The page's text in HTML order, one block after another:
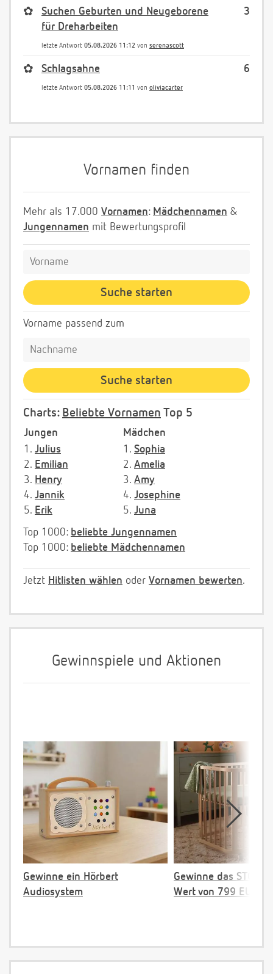
3
✿
Suchen Geburten und Neugeborene
für Dreharbeiten
letzte Antwort 05.08.2026 11:12 von serenascott
6
✿ Schlagsahne
letzte Antwort 05.08.2026 11:11 von oliviacarter
Vornamen finden
Mehr als 17.000 Vornamen: Mädchennamen &
Jungennamen mit Bewertungsprofil
Vorname passend zum
Charts: Beliebte Vornamen Top 5
Jungen
Mädchen
1. Julius
2. Emilian
3. Henry
4. Jannik
5. Erik
1. Sophia
2. Amelia
3. Amy
4. Josephine
5. Juna
Top 1000: beliebte Jungennamen
Top 1000: beliebte Mädchennamen
Jetzt Hitlisten wählen oder Vornamen bewerten.
Gewinnspiele und Aktionen
Gewinne ein Hörbert
Audiosystem
Gewinne das
Wert von 799 EUR